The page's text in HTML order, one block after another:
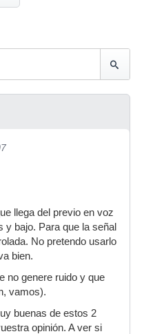
llega del previo en voz
y bajo. Para que la señal
No pretendo usarlo
bien.
no genere ruido y que
vamos).
buenas de estos 2
opinión. A ver si